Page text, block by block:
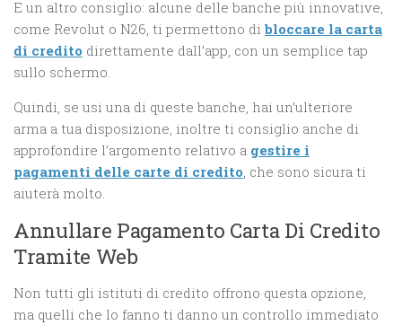
E un altro consiglio: alcune delle banche più innovative,
come Revolut o N26, ti permettono dibloccare la carta
di credito direttamente dall’app, con un semplice tap
sullo schermo.
Quindi, se usi una di queste banche, hai un’ulteriore
arma a tua disposizione, inoltre ti consiglio anche di
approfondire l’argomento relativo a gestire i
pagamenti delle carte di credito, che sono sicura ti
aiuterà molto.
Annullare Pagamento Carta Di Credito
Tramite Web
Non tutti gli istituti di credito offrono questa opzione,
ma quelli che lo fanno ti danno un controllo immediato